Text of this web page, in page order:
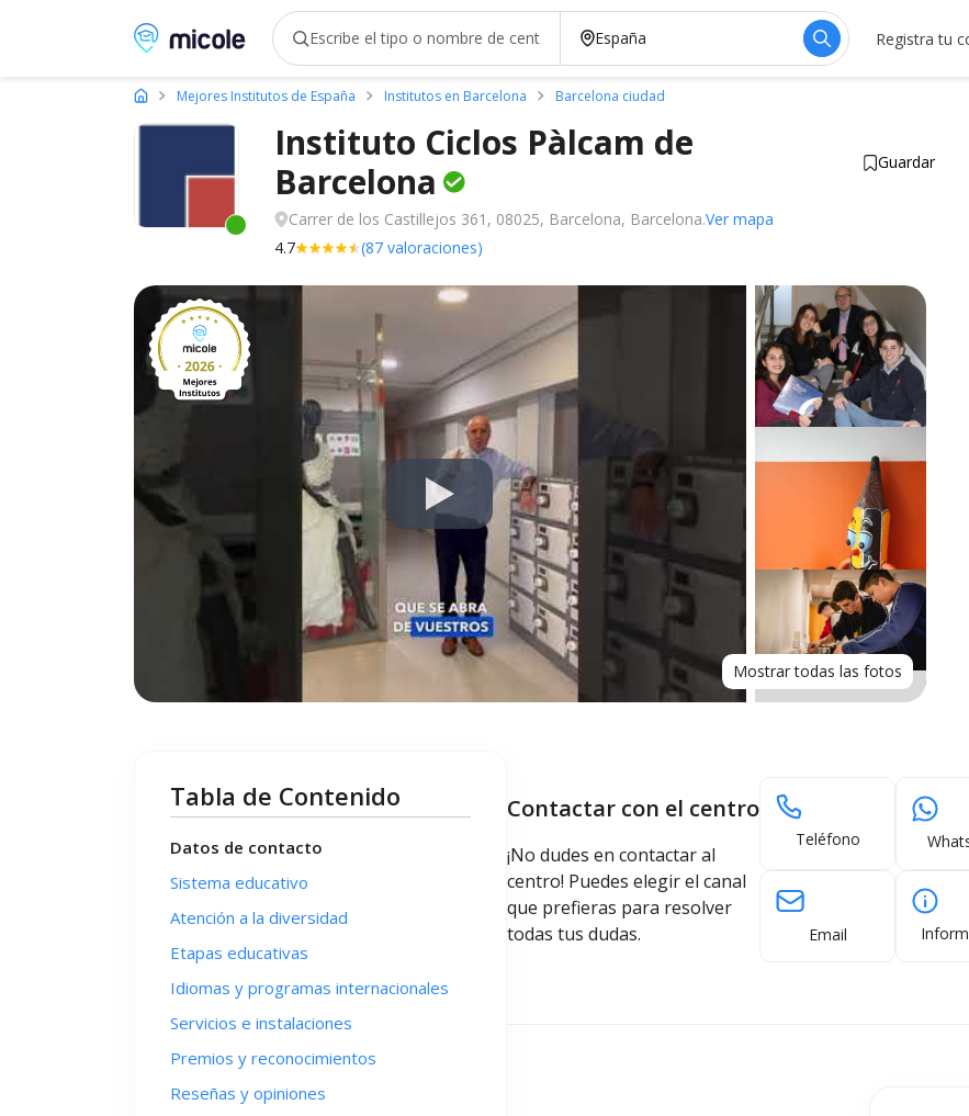
Micole, buscador de colegios Registra tu
Mejores Institutos de España Institutos en Barcelona Barcelona ciudad
Este centro ha estado online recientemente
Instituto Ciclos Pàlcam de
Barcelona
Guardar
Carrer de los Castillejos 361, 08025, Barcelona, Barcelona.Ver mapa
4.7
(87 valoraciones)
Mostrar todas las fotos
Tabla de Contenido
Datos de contacto
Sistema educativo
Atención a la diversidad
Etapas educativas
Idiomas y programas internacionales
Servicios e instalaciones
Premios y reconocimientos
Reseñas y opiniones
Contactar con el centro
¡No dudes en contactar al
centro! Puedes elegir el canal
que prefieras para resolver
todas tus dudas.
Teléfono
Email